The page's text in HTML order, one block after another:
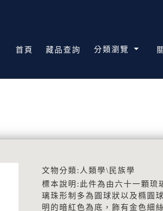
首頁 藏品查詢 分類瀏覽
文物分類:人類學\民族學
標本說明:此件為由六十一顆琉
璃珠形制多為圓球狀以及橢圓
明的暗紅色為底，飾有金色細